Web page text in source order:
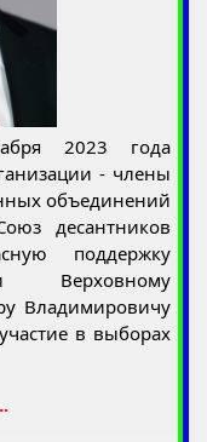
2023 года
- члены
объединений
десантников
поддержку
Владимировичу
в выборах